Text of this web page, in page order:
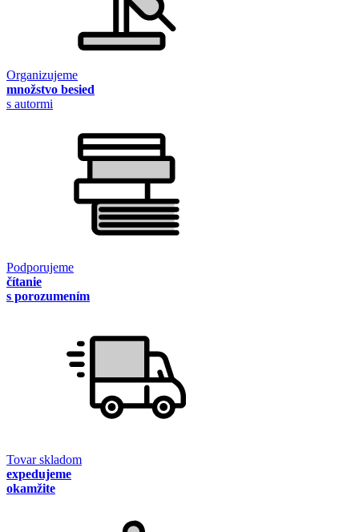
Organizujeme
množstvo besied
s autormi
Podporujeme
čítanie
s porozumením
Tovar skladom
expedujeme
okamžite